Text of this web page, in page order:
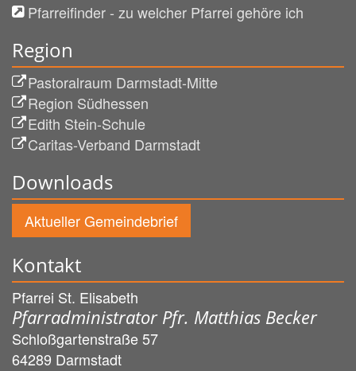
Pfarreifinder - zu welcher Pfarrei gehöre ich
Region
Pastoralraum Darmstadt-Mitte
Region Südhessen
Edith Stein-Schule
Caritas-Verband Darmstadt
Downloads
Aktueller Gemeindebrief
Kontakt
Pfarrei St. Elisabeth
Pfarradministrator Pfr. Matthias Becker
Schloßgartenstraße 57
64289 Darmstadt